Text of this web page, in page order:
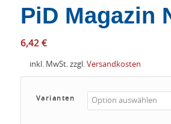
PiD Magazin
6,42 €
inkl. MwSt. zzgl. Versandkosten
Varianten